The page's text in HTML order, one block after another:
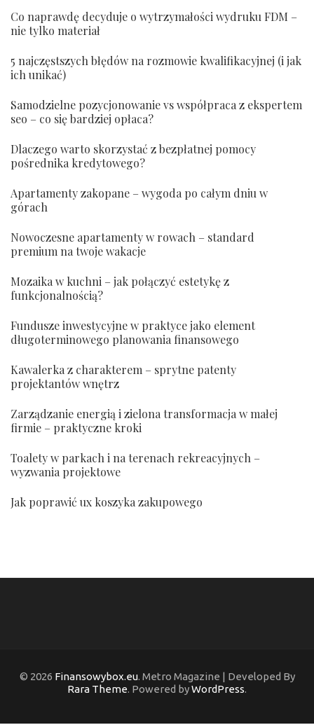
Co naprawdę decyduje o wytrzymałości wydruku FDM –
nie tylko materiał
5 najczęstszych błędów na rozmowie kwalifikacyjnej (i jak
ich unikać)
Samodzielne pozycjonowanie vs współpraca z ekspertem
seo – co się bardziej opłaca?
Dlaczego warto skorzystać z bezpłatnej pomocy
pośrednika kredytowego?
Apartamenty zakopane – wygoda po całym dniu w
górach
Nowoczesne apartamenty w rowach – standard
premium na twoje wakacje
Mozaika w kuchni – jak połączyć estetykę z
funkcjonalnością?
Fundusze inwestycyjne w praktyce jako element
długoterminowego planowania finansowego
Kawalerka z charakterem – sprytne patenty
projektantów wnętrz
Zarządzanie energią i zielona transformacja w małej
firmie – praktyczne kroki
Toalety w parkach i na terenach rekreacyjnych –
wyzwania projektowe
Jak poprawić ux koszyka zakupowego
© 2026 Finansowybox.eu. Metro Magazine | Developed By
Rara Theme. Powered byWordPress.